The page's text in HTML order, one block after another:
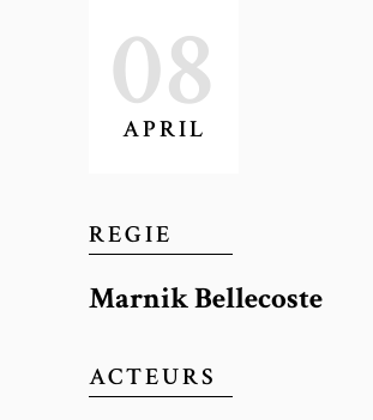
08
APRIL
AUTEUR
REGIE
Marnik Bellecoste
ACTEURS